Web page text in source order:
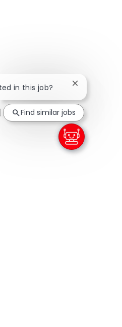
in this job? Close
Find similar jobs